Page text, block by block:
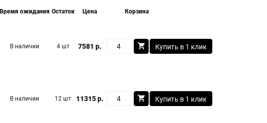
Время ожидания Остаток Цена Корзина
В наличии 4 шт 7581 р. Купить в 1 клик
В наличии 12 шт 11315 р. Купить в 1 клик